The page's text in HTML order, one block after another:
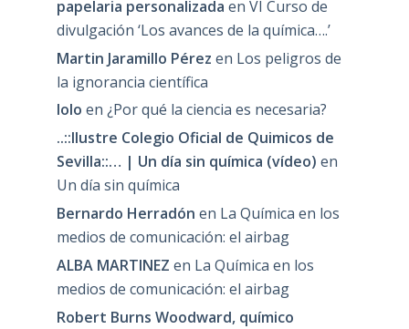
papelaria personalizada en VI Curso de
divulgación ‘Los avances de la química….’
Martin Jaramillo Pérez en Los peligros de
la ignorancia científica
lolo en ¿Por qué la ciencia es necesaria?
..::Ilustre Colegio Oficial de Quimicos de
Sevilla::… | Un día sin química (vídeo) en
Un día sin química
Bernardo Herradón en La Química en los
medios de comunicación: el airbag
ALBA MARTINEZ en La Química en los
medios de comunicación: el airbag
Robert Burns Woodward, químico